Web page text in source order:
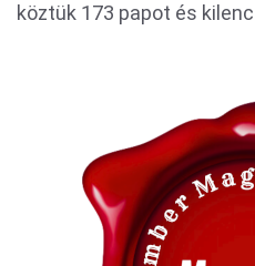
köztük 173 papot és